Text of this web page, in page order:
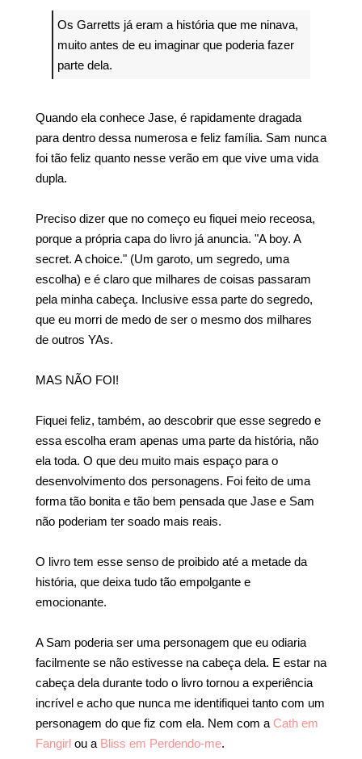
Os Garretts já eram a história que me ninava,
muito antes de eu imaginar que poderia fazer
parte dela.
Quando ela conhece Jase, é rapidamente dragada
para dentro dessa numerosa e feliz família. Sam nunca
foi tão feliz quanto nesse verão em que vive uma vida
dupla.
Preciso dizer que no começo eu fiquei meio receosa,
porque a própria capa do livro já anuncia. "A boy. A
secret. A choice." (Um garoto, um segredo, uma
escolha) e é claro que milhares de coisas passaram
pela minha cabeça. Inclusive essa parte do segredo,
que eu morri de medo de ser o mesmo dos milhares
de outros YAs.
MAS NÃO FOI!
Fiquei feliz, também, ao descobrir que esse segredo e
essa escolha eram apenas uma parte da história, não
ela toda. O que deu muito mais espaço para o
desenvolvimento dos personagens. Foi feito de uma
forma tão bonita e tão bem pensada que Jase e Sam
não poderiam ter soado mais reais.
O livro tem esse senso de proibido até a metade da
história, que deixa tudo tão empolgante e
emocionante.
A Sam poderia ser uma personagem que eu odiaria
facilmente se não estivesse na cabeça dela. E estar na
cabeça dela durante todo o livro tornou a experiência
incrível e acho que nunca me identifiquei tanto com um
personagem do que fiz com ela. Nem com a Cath em
Fangirl ou a Bliss em Perdendo-me.